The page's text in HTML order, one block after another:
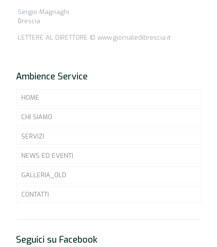
Sergio Magnaghi
Brescia
LETTERE AL DIRETTORE © www.giornaledibrescia.it
Ambience Service
HOME
CHI SIAMO
SERVIZI
NEWS ED EVENTI
GALLERIA_OLD
CONTATTI
Seguici su Facebook